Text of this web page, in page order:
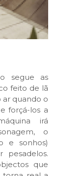
segue as
feito de lã
ar quando o
forçá-los a
irá
o
e sonhos)
pesadelos.
que